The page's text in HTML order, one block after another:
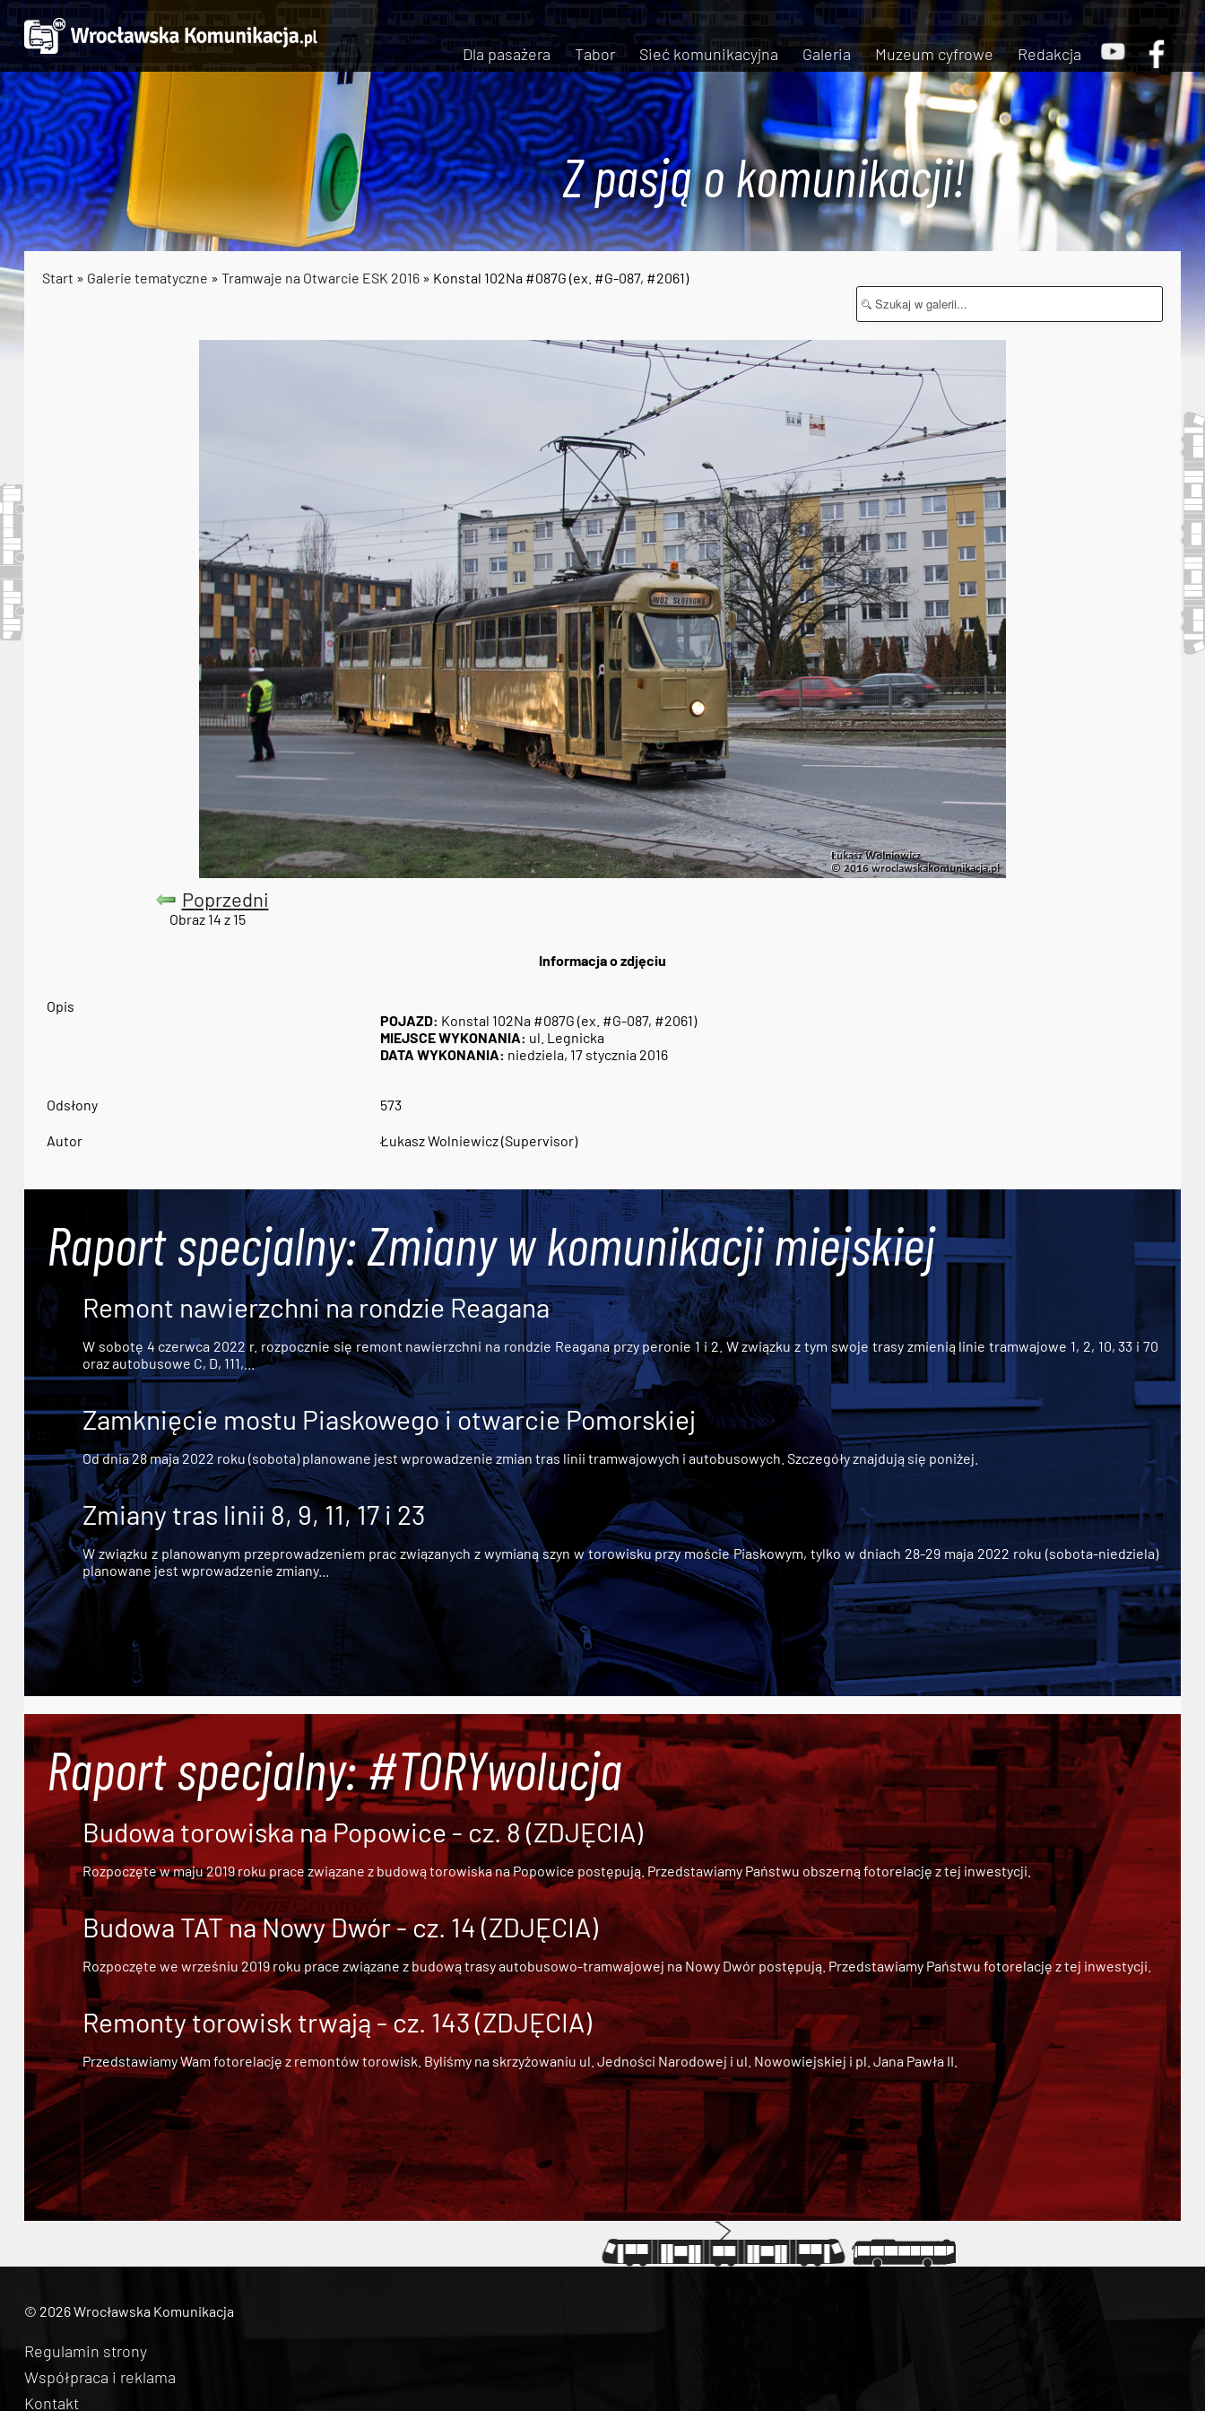
Dla pasażera Tabor Sieć komunikacyjna Galeria Muzeum cyfrowe Redakcja
Z pasją o komunikacji!
Start » Galerie tematyczne » Tramwaje na Otwarcie ESK 2016 » Konstal 102Na #087G (ex. #G-087, #2061)
Poprzedni
Obraz 14 z 15
Informacja o zdjęciu
Opis
POJAZD: Konstal 102Na #087G (ex. #G-087, #2061)
MIEJSCE WYKONANIA: ul. Legnicka
DATA WYKONANIA: niedziela, 17 stycznia 2016
Odsłony 573
Autor Łukasz Wolniewicz (Supervisor)
Raport specjalny: Zmiany w komunikacji miejskiej
Remont nawierzchni na rondzie Reagana
W sobotę 4 czerwca 2022 r. rozpocznie się remont nawierzchni na rondzie Reagana przy peronie 1 i 2. W związku z tym swoje trasy zmienią linie tramwajowe 1, 2, 10, 33 i 70
oraz autobusowe C, D, 111,...
Zamknięcie mostu Piaskowego i otwarcie Pomorskiej
Od dnia 28 maja 2022 roku (sobota) planowane jest wprowadzenie zmian tras linii tramwajowych i autobusowych. Szczegóły znajdują się poniżej.
Zmiany tras linii 8, 9, 11, 17 i 23
W związku z planowanym przeprowadzeniem prac związanych z wymianą szyn w torowisku przy moście Piaskowym, tylko w dniach 28-29 maja 2022 roku (sobota-niedziela)
planowane jest wprowadzenie zmiany...
Raport specjalny: #TORYwolucja
Budowa torowiska na Popowice - cz. 8 (ZDJĘCIA)
Rozpoczęte w maju 2019 roku prace związane z budową torowiska na Popowice postępują. Przedstawiamy Państwu obszerną fotorelację z tej inwestycji.
Budowa TAT na Nowy Dwór - cz. 14 (ZDJĘCIA)
Rozpoczęte we wrześniu 2019 roku prace związane zbudową trasy autobusowo-tramwajowej na Nowy Dwórpostępują. Przedstawiamy Państwu fotorelację z tej inwestycji.
Remonty torowisk trwają - cz. 143 (ZDJĘCIA)
Przedstawiamy Wam fotorelację z remontów torowisk. Byliśmy na skrzyżowaniu ul. Jedności Narodowej i ul. Nowowiejskiej i pl. Jana Pawła II.
© 2026 Wrocławska Komunikacja
Regulamin strony
Współpraca i reklama
Kontakt